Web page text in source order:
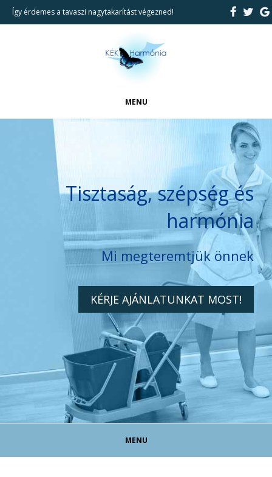
Így érdemes a tavaszi nagytakarítást végezned!
MENU
REFERENCIÁK
TAKARÍTÁSI SZOLGÁLTATÁSAINK
KAPCSOLAT
KERESÉS
Tisztaság, szépség és
harmónia
Mi megteremtjük önnek
KÉRJE AJÁNLATUNKAT MOST!
MENU